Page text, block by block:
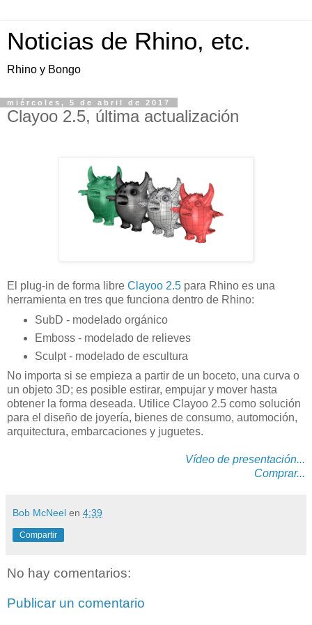
Noticias de Rhino, etc.
Rhino y Bongo
miércoles, 5 de abril de 2017
Clayoo 2.5, última actualización
El plug-in de forma libre Clayoo 2.5 para Rhino es una
herramienta en tres que funciona dentro de Rhino:
SubD - modelado orgánico
Emboss - modelado de relieves
Sculpt - modelado de escultura
No importa si se empieza a partir de un boceto, una curva o
un objeto 3D; es posible estirar, empujar y mover hasta
obtener la forma deseada. Utilice Clayoo 2.5 como solución
para el diseño de joyería, bienes de consumo, automoción,
arquitectura, embarcaciones y juguetes.
Vídeo de presentación...
Comprar...
Bob McNeel en 4:39
Compartir
No hay comentarios:
Publicar un comentario